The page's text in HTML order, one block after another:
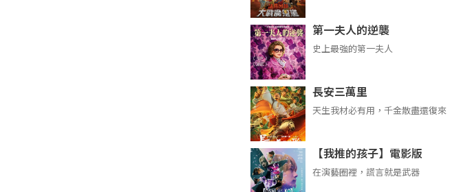
第一夫人的逆襲
史上最強的第一夫人
長安三萬里
天生我材必有用，千金散盡還復來
【我推的孩子】電影版
在演藝圈裡，謊言就是武器